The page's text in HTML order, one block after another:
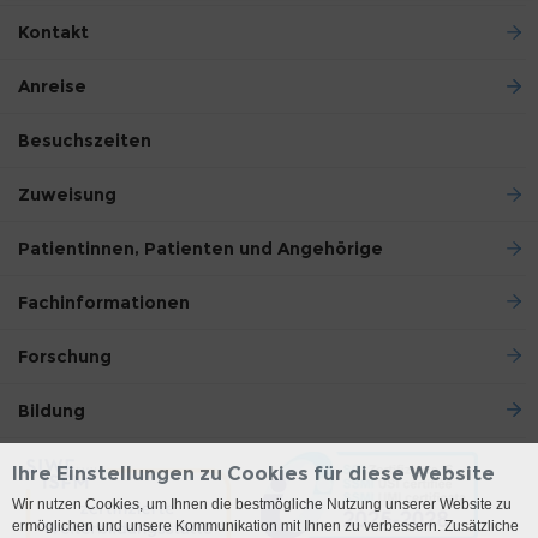
Kontakt
Anreise
Besuchszeiten
Zuweisung
Patientinnen, Patienten und Angehörige
Fachinformationen
Forschung
Bildung
Ihre Einstellungen zu Cookies für diese Website
Wir nutzen Cookies, um Ihnen die bestmögliche Nutzung unserer Website zu
ermöglichen und unsere Kommunikation mit Ihnen zu verbessern. Zusätzliche